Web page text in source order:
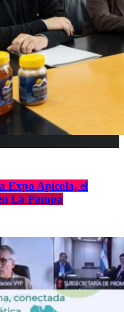
Expo Apícola, el
La Pampa